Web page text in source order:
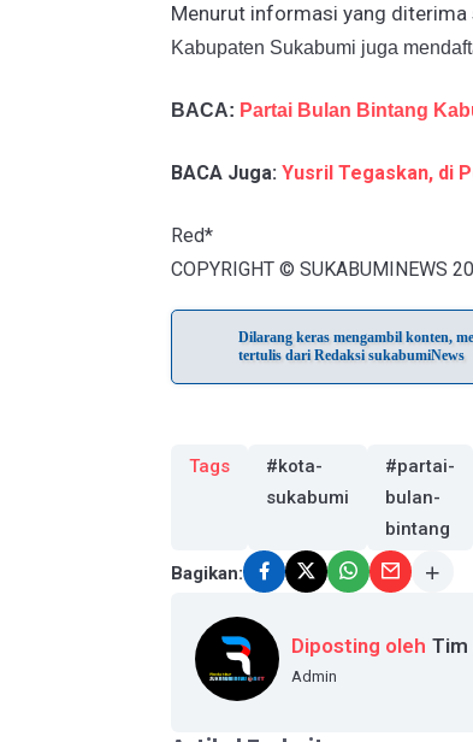
Menurut informasi yang diterima
Kabupaten Sukabumi juga
BACA: Partai Bulan Bintang
BACA Juga: Yusril Tegaskan, di
Red*
COPYRIGHT © SUKABUMINEWS
Dilarang keras mengambil konten,
tertulis dari Redaksi sukabumiNews
Tags
#kota-
sukabumi
#partai-
bulan-
bintang
Bagikan:
Diposting oleh Tim
Admin